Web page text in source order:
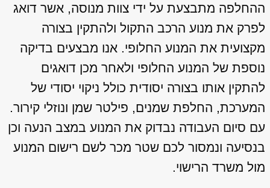
ההחלפה מתבצעת על ידי צוות מנוסה, אשר דואג
לפרק את מנוע הרכב התקול ולהתקין בצורה
מקצועית את המנוע החלופי. אנו מבצעים בדיקה
נוספת של המנוע החלופי ולאחר מכן דואגים
להתקין אותו בצורה יסודית כולל ניקוי יסודי של
המערכת, החלפת שמנים, פילטר שמן ונוזלי קירור.
עם סיום העבודה נבדוק את המנוע במצב הנעה וכן
בנסיעה ונמסור לכם שטר מכר לשם רישום המנוע
מול משרד הרישוי.